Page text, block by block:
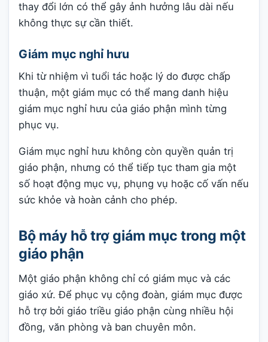
thay đổi lớn có thể gây ảnh hưởng lâu dài nếu
không thực sự cần thiết.
Giám mục nghỉ hưu
Khi từ nhiệm vì tuổi tác hoặc lý do được chấp
thuận, một giám mục có thể mang danh hiệu
giám mục nghỉ hưu của giáo phận mình từng
phục vụ.
Giám mục nghỉ hưu không còn quyền quản trị
giáo phận, nhưng có thể tiếp tục tham gia một
số hoạt động mục vụ, phụng vụ hoặc cố vấn nếu
sức khỏe và hoàn cảnh cho phép.
Bộ máy hỗ trợ giám mục trong một
giáo phận
Một giáo phận không chỉ có giám mục và các
giáo xứ. Để phục vụ cộng đoàn, giám mục được
hỗ trợ bởi giáo triều giáo phận cùng nhiều hội
đồng, văn phòng và ban chuyên môn.